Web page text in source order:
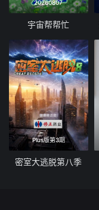
20260807
宇宙帮帮忙
Plus版第3期
密室大逃脱第八季